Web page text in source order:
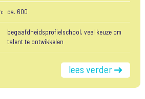
ca. 600
begaafdheidsprofielschool, veel keuze om
talent te ontwikkelen
lees verder